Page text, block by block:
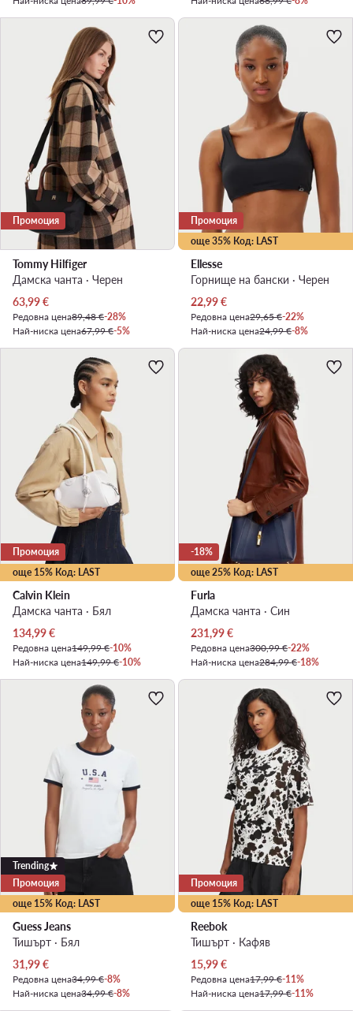
Промоция
Tommy Hilfiger
Дамска чанта · Черен
Актуална цена
63,99€
Редовна цена89,48 €-28%
Най-ниска цена67,99 €-5%
още 35% Код: LAST
Промоция
Ellesse
Горнище на бански · Черен
Актуална цена
22,99€
Редовна цена29,65 €-22%
Най-ниска цена24,99 €-8%
още 15% Код: LAST
Промоция
Calvin Klein
Дамска чанта · Бял
Актуална цена
134,99€
Редовна цена149,99 €-10%
Най-ниска цена149,99 €-10%
още 25% Код: LAST
-18%
Furla
Дамска чанта · Син
Актуална цена
231,99€
Редовна цена300,99 €-22%
Най-ниска цена284,99 €-18%
още 15% Код: LAST
Trending
Промоция
Guess Jeans
Тишърт · Бял
Актуална цена
31,99€
Редовна цена34,99 €-8%
Най-ниска цена34,99 €-8%
още 15% Код: LAST
Промоция
Reebok
Тишърт · Кафяв
Актуална цена
15,99€
Редовна цена17,99 €-11%
Най-ниска цена17,99 €-11%